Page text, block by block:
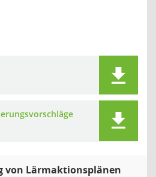
von Lärmaktionsplänen